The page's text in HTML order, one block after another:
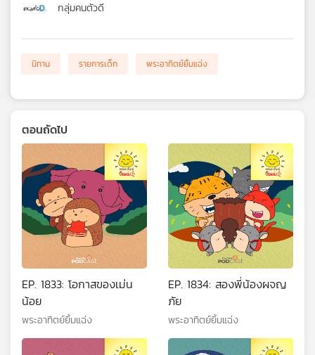
กลุ่มคนตัวดี
นิทาน รายการเด็ก พระอาทิตย์ยิ้มแฉ่ง
ตอนถัดไป
EP. 1833: โอกาสของเม่น
น้อย
พระอาทิตย์ยิ้มแฉ่ง
EP. 1834: สองพี่น้องผจญ
ภัย
พระอาทิตย์ยิ้มแฉ่ง